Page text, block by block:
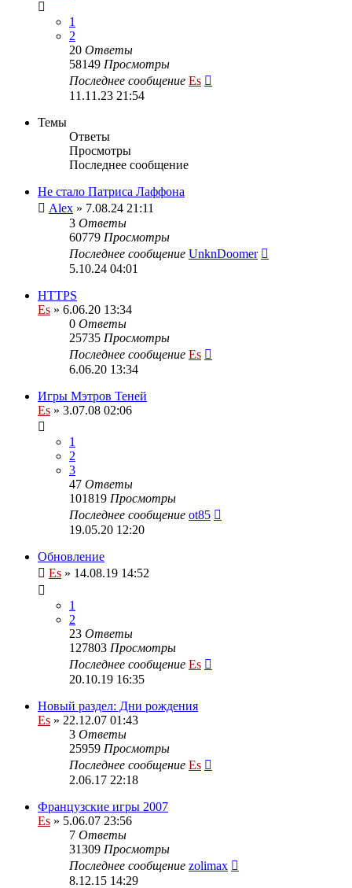
1
2
20 Ответы
58149 Просмотры
Последнее сообщение Es
11.11.23 21:54
Темы
Ответы
Просмотры
Последнее сообщение
Не стало Патриса Лаффона
Alex » 7.08.24 21:11
3 Ответы
60779 Просмотры
Последнее сообщение UnknDoomer
5.10.24 04:01
HTTPS
Es » 6.06.20 13:34
0 Ответы
25735 Просмотры
Последнее сообщение Es
6.06.20 13:34
Игры Мэтров Теней
Es » 3.07.08 02:06
1
2
3
47 Ответы
101819 Просмотры
Последнее сообщение ot85
19.05.20 12:20
Обновление
Es » 14.08.19 14:52
1
2
23 Ответы
127803 Просмотры
Последнее сообщение Es
20.10.19 16:35
Новый раздел: Дни рождения
Es » 22.12.07 01:43
3 Ответы
25959 Просмотры
Последнее сообщение Es
2.06.17 22:18
Французские игры 2007
Es » 5.06.07 23:56
7 Ответы
31309 Просмотры
Последнее сообщение zolimax
8.12.15 14:29